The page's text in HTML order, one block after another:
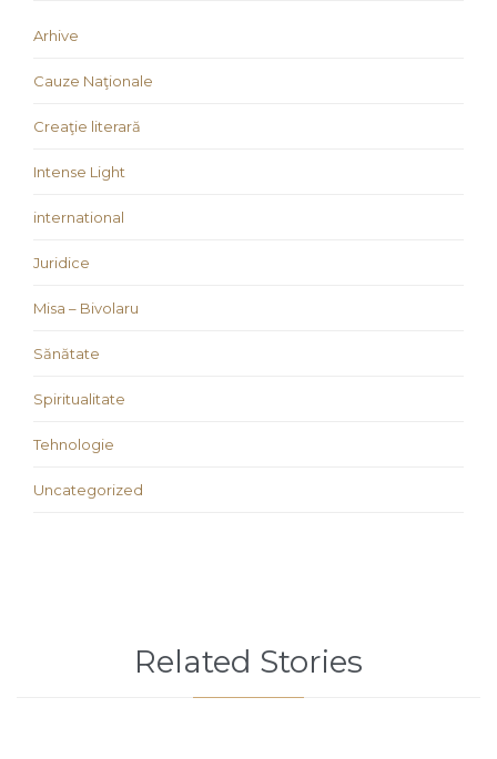
Arhive
Cauze Naţionale
Creaţie literară
Intense Light
international
Juridice
Misa – Bivolaru
Sănătate
Spiritualitate
Tehnologie
Uncategorized
Related Stories